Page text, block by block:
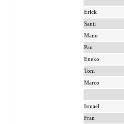
Erick
Santi
Manu
Pau
Eneko
Toni
Marco
Ismaël
Fran